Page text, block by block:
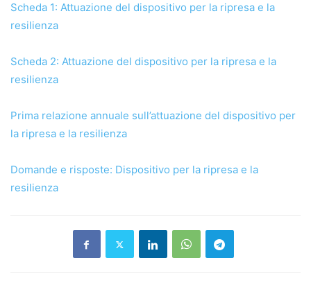
Scheda 1: Attuazione del dispositivo per la ripresa e la
resilienza
Scheda 2: Attuazione del dispositivo per la ripresa e la
resilienza
Prima relazione annuale sull’attuazione del dispositivo per
la ripresa e la resilienza
Domande e risposte: Dispositivo per la ripresa e la
resilienza